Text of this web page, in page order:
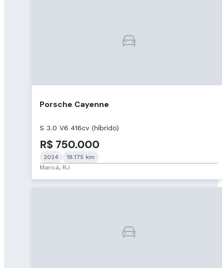
Porsche Cayenne
S 3.0 V6 416cv (híbrido)
R$ 750.000
2024
18.175 km
Maricá, RJ